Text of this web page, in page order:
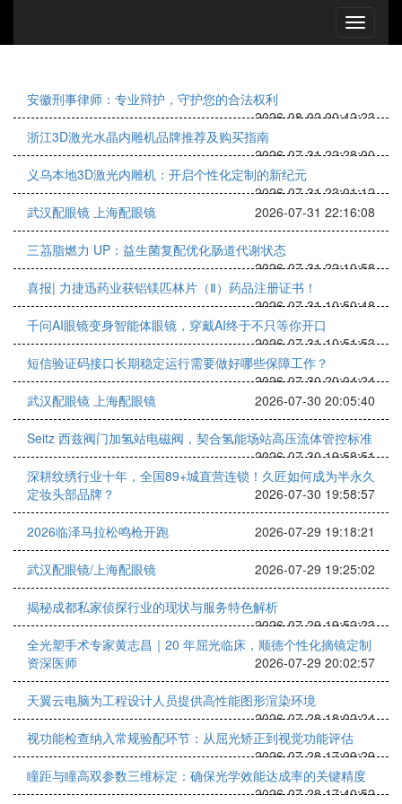
安徽刑事律师：专业辩护，守护您的合法权利
2026-08-02 00:42:23
浙江3D激光水晶内雕机品牌推荐及购买指南
2026-07-31 22:28:00
义乌本地3D激光内雕机：开启个性化定制的新纪元
2026-07-31 23:01:12
武汉配眼镜 上海配眼镜
2026-07-31 22:16:08
三茘脂燃力 UP：益生菌复配优化肠道代谢状态
2026-07-31 22:10:58
喜报| 力捷迅药业获铝镁匹林片（Ⅱ）药品注册证书！
2026-07-31 10:50:48
千问AI眼镜变身智能体眼镜，穿戴AI终于不只等你开口
2026-07-31 10:51:53
短信验证码接口长期稳定运行需要做好哪些保障工作？
2026-07-30 20:04:24
武汉配眼镜 上海配眼镜
2026-07-30 20:05:40
Seitz 西兹阀门加氢站电磁阀，契合氢能场站高压流体管控标准
2026-07-30 19:58:51
深耕纹绣行业十年，全国89+城直营连锁！久匠如何成为半永久
定妆头部品牌？
2026-07-30 19:58:57
2026临泽马拉松鸣枪开跑 2026-07-29 19:18:21
武汉配眼镜/上海配眼镜 2026-07-29 19:25:02
揭秘成都私家侦探行业的现状与服务特色解析
2026-07-29 19:52:23
全光塑手术专家黄志昌｜20 年屈光临床，顺德个性化摘镜定制
资深医师
2026-07-29 20:02:57
天翼云电脑为工程设计人员提供高性能图形渲染环境
2026-07-28 18:02:24
视功能检查纳入常规验配环节：从屈光矫正到视觉功能评估
2026-07-28 17:09:29
瞳距与瞳高双参数三维标定：确保光学效能达成率的关键精度
2026-07-28 17:40:52